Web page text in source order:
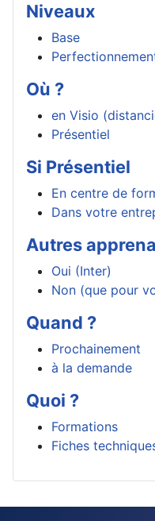
Niveaux
Base
Où ?
en Visio
Présentiel
Si Présentiel
En centre de
Dans votre
Autres
Oui (Inter)
Non (que pour
Quand ?
Prochainement
à la demande
Quoi ?
Formations
Fiches